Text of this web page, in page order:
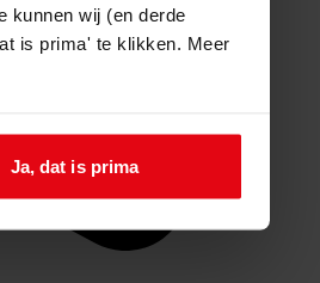
kunnen wij (en derde
is prima' te klikken. Meer
Ja, dat is prima